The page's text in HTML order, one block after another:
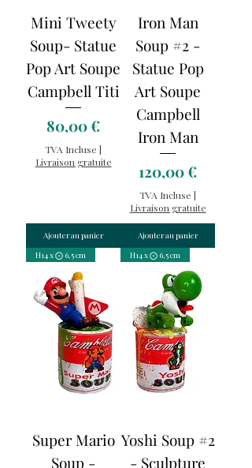
Mini Tweety
Soup- Statue
Pop Art Soupe
Campbell Titi
Prix
80,00 €
TVA Incluse |
Livraison gratuite
Ajouter au panier
Iron Man
Soup #2 -
Statue Pop
Art Soupe
Campbell
Iron Man
Prix
120,00 €
TVA Incluse |
Livraison gratuite
Ajouter au panier
H14 x ⨀ 6,5 cm
Super Mario
Soup -
H14 x ⨀ 6,5 cm
Yoshi Soup #2
- Sculpture